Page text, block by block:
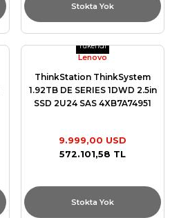
Stokta Yok
Tükendi
Lenovo
ThinkStation ThinkSystem
1.92TB DE SERIES 1DWD 2.5in
SSD 2U24 SAS 4XB7A74951
9.999,00 USD
572.101,58 TL
Stokta Yok